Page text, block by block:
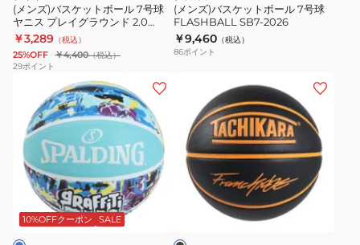
学
校)
男
子
08355701
自
イ
オ
ー
8P
BS3050-
855
ル
7
号
球
プ
レ
ラ
ウ
(メンズ)バスケットボール 7号球
ヤニス プレイグラウンド 2.0
BS2026-3317
￥3,289 （税込）
25%OFF ￥4,400（税込）
29ポイント
ル
7
号
FLASHBALL
2026
ー
ン
(メンズ)バスケットボール 7号球
FLASHBALL SB7-2026
￥9,460 （税込）
86ポイント
バ
ス
ト
ボ
10%OFFクーポン SALE
ボ
ブ
ラ
ッ